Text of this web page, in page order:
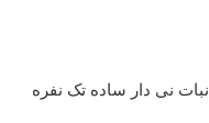
نبات نی دار ساده تک نفره